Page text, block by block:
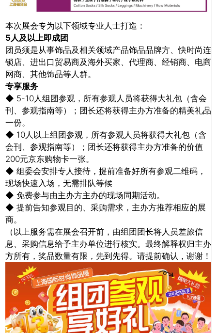
本次展会专为以下领域专业人士打造：
5人及以上即成团
团员须是从事饰品及相关领域产品饰品品牌方、快时尚连
锁店、进出口贸易商及海外买家、代理商、经销商、电商
网商、其他饰品等人群。
专享服务
◆ 5-10人组团参观，所有参观人员将获得大礼包（含会
刊、参观指南等）；团长还将获得主办方准备的精美礼品
一份。
◆ 10人以上组团参观，所有参观人员将获得大礼包（含
会刊、参观指南等）；团长还将获得主办方准备的价值
200元京东购物卡一张。
◆ 组委会安排专人接待，提前准备好所有参观二维码，
现场快速入场，无需排队等候
◆ 免费参与由主办方主办的现场同期活动。
◆ 提前告知参观目的、采购需求，主办方推荐相应的展
商。
（以上服务需在展会召开前，由组团团长将人员差旅信
息、采购信息给予主办单位进行核实。最终解释权归主办
方所有，奖品数量有限，先到先得。请提前确认，谢谢！